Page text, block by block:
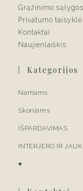
Grąžinimo sąlygos
Privatumo
Kontaktai
Naujienlaiškis
Kategorijos
Namams
Skoniams
IŠPARDAVIMAS
INTERJERO IR
♥